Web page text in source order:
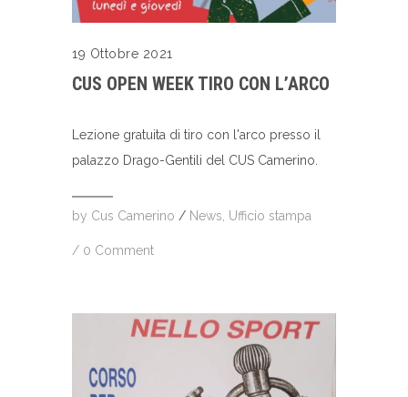
19 Ottobre 2021
CUS OPEN WEEK TIRO CON L’ARCO
Lezione gratuita di tiro con l'arco presso il
palazzo Drago-Gentili del CUS Camerino.
by Cus Camerino / News, Ufficio stampa
/ 0 Comment